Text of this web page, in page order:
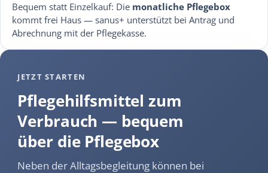
Bequem statt Einzelkauf: Die monatliche Pflegebox
kommt frei Haus — sanus+ unterstützt bei Antrag und
Abrechnung mit der Pflegekasse.
JETZT STARTEN
Pflegehilfsmittel zum
Verbrauch — bequem
über die Pflegebox
Neben der Alltagsbegleitung können bei